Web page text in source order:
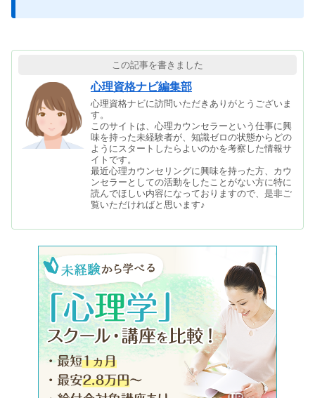
この記事を書きました
心理資格ナビ編集部
心理資格ナビに訪問いただきありがとうございま
す。
このサイトは、心理カウンセラーという仕事に興
味を持った未経験者が、知識ゼロの状態からどの
ようにスタートしたらよいのかを考察した情報サ
イトです。
最近心理カウンセリングに興味を持った方、カウ
ンセラーとしての活動をしたことがない方に特に
読んでほしい内容になっておりますので、是非ご
覧いただければと思います♪